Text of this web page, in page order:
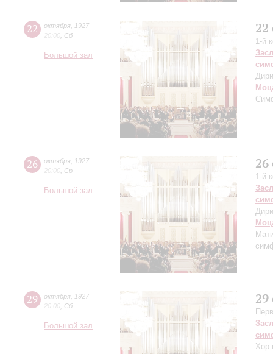
22 октября
1927
20:00 Сб
Большой зал
22
1-й
26 октября
1927
20:00 Ср
Большой зал
26
1-й
29 октября
1927
20:00 Сб
Большой зал
29
Хор